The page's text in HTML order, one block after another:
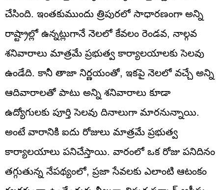
చేసింది. ఇంతకుముందు త్రిపురలో సాధారణంగా అన్ని
రాష్ట్రాల్లో ఉన్నట్లుగానే నెలలో కేవలం రెండవ, నాల్గవ
శనివారాలు మాత్రమే ప్రభుత్వ కార్యాలయాలకు సెలవు
ఉండేది. కానీ తాజా నిర్ణయంతో, ఇకపై నెలలో వచ్చే అన్ని
ఆదివారాలతో పాటు అన్ని శనివారాలు కూడా
ఉద్యోగులకు పూర్తి సెలవు దినాలుగా మారనున్నాయి.
అంటే వారానికి ఐదు రోజులు మాత్రమే ప్రభుత్వ
కార్యాలయాలు పనిచేస్తాయి. వారంలో ఒక రోజు పనిదినం
తగ్గుతున్న నేపథ్యంలో, ప్రజా సేవలకు ఎలాంటి ఆటంకం